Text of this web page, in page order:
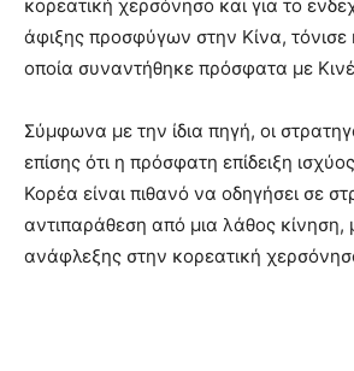
κορεατική χερσόνησο και για το
άφιξης προσφύγων στην Κίνα, τόνισε
οποία συναντήθηκε πρόσφατα με
Σύμφωνα με την ίδια πηγή, οι
επίσης ότι η πρόσφατη επίδειξη
Κορέα είναι πιθανό να οδηγήσει σε
αντιπαράθεση από μια λάθος κίνηση,
ανάφλεξης στην κορεατική